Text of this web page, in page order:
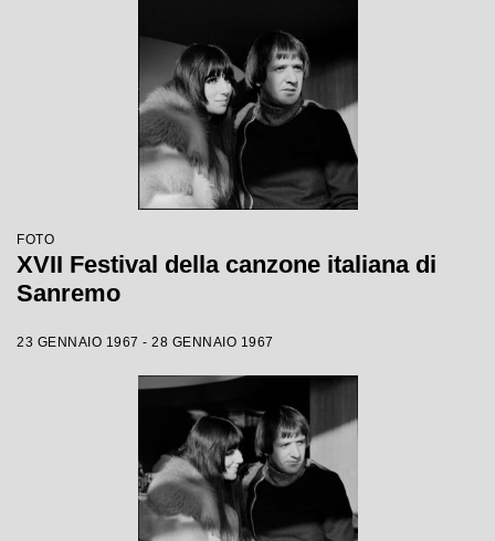
FOTO
XVII Festival della canzone italiana di
Sanremo
23 GENNAIO 1967 - 28 GENNAIO 1967